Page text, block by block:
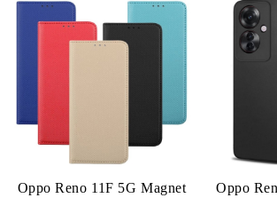
Oppo Reno 11F 5G Magnet
Oppo